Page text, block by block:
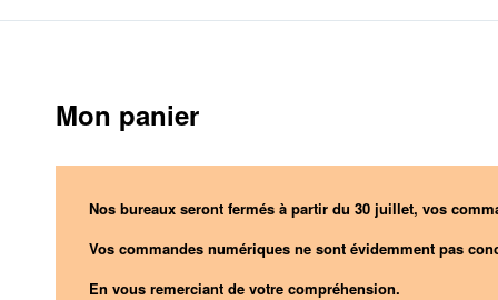
Mon panier
Nos bureaux seront fermés à partir du 30 juillet, vos
Vos commandes numériques ne sont évidemment pas
En vous remerciant de votre compréhension.